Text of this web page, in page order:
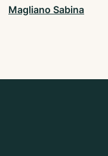
Magliano Sabina